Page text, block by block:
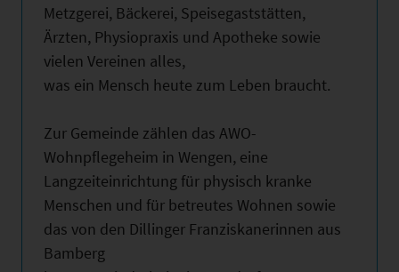
Metzgerei, Bäckerei, Speisegaststätten,
Ärzten, Physiopraxis und Apotheke sowie
vielen Vereinen alles,
was ein Mensch heute zum Leben braucht.
Zur Gemeinde zählen das AWO-
Wohnpflegeheim in Wengen, eine
Langzeiteinrichtung für physisch kranke
Menschen und für betreutes Wohnen sowie
das von den Dillinger Franziskanerinnen aus
Bamberg